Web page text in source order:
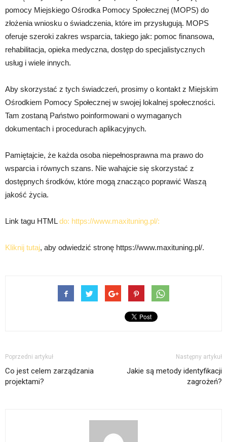
pomocy Miejskiego Ośrodka Pomocy Społecznej (MOPS) do
złożenia wniosku o świadczenia, które im przysługują. MOPS
oferuje szeroki zakres wsparcia, takiego jak: pomoc finansowa,
rehabilitacja, opieka medyczna, dostęp do specjalistycznych
usług i wiele innych.
Aby skorzystać z tych świadczeń, prosimy o kontakt z Miejskim
Ośrodkiem Pomocy Społecznej w swojej lokalnej społeczności.
Tam zostaną Państwo poinformowani o wymaganych
dokumentach i procedurach aplikacyjnych.
Pamiętajcie, że każda osoba niepełnosprawna ma prawo do
wsparcia i równych szans. Nie wahajcie się skorzystać z
dostępnych środków, które mogą znacząco poprawić Waszą
jakość życia.
Link tagu HTMLdo: https://www.maxituning.pl/:
Kliknij tutaj, aby odwiedzić stronę https://www.maxituning.pl/.
Poprzedni artykuł
Co jest celem zarządzania
projektami?
Następny artykuł
Jakie są metody identyfikacji
zagrożeń?